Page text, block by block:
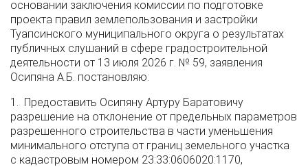
основании заключения комиссии по подготовке
проекта правил землепользования и застройки
Туапсинского муниципального округа о результатах
публичных слушаний в сфере градостроительной
деятельности от 13 июля 2026 г. № 59, заявления
Осипяна А.Б. постановляю:
1. Предоставить Осипяну Артуру Баратовичу
разрешение на отклонение от предельных параметров
разрешенного строительства в части уменьшения
минимального отступа от границ земельного участка
с кадастровым номером 23:33:0606020:1170,